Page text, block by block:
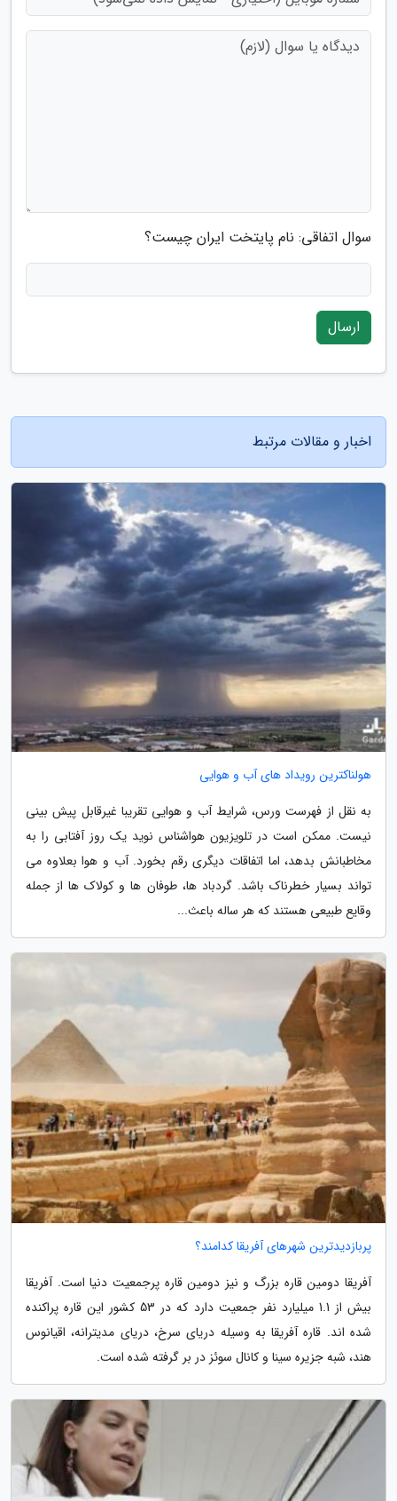
سوال اتفاقی: نام پایتخت ایران چیست؟
ارسال
اخبار و مقالات مرتبط
هولناکترین رویداد های آب و هوایی
به نقل از فهرست ورس، شرایط آب و هوایی تقریبا غیرقابل پیش بینی
نیست. ممکن است در تلویزیون هواشناس نوید یک روز آفتابی را به
مخاطبانش بدهد، اما اتفاقات دیگری رقم بخورد. آب و هوا بعلاوه می
تواند بسیار خطرناک باشد. گردباد ها، طوفان ها و کولاک ها از جمله
وقایع طبیعی هستند که هر ساله باعث...
پربازدیدترین شهرهای آفریقا کدامند؟
آفریقا دومین قاره بزرگ و نیز دومین قاره پرجمعیت دنیا است. آفریقا
بیش از 1.1 میلیارد نفر جمعیت دارد که در 53 کشور این قاره پراکنده
شده اند. قاره آفریقا به وسیله دریای سرخ، دریای مدیترانه، اقیانوس
هند، شبه جزیره سینا و کانال سوئز در بر گرفته شده است.